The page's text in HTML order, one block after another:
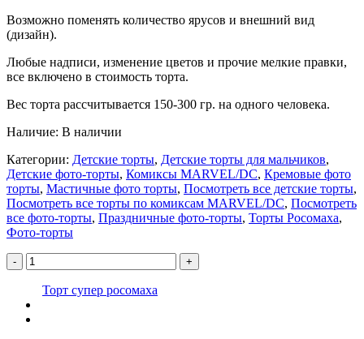
Возможно поменять количество ярусов и внешний вид
(дизайн).
Любые надписи, изменение цветов и прочие мелкие правки,
все включено в стоимость торта.
Вес торта рассчитывается 150-300 гр. на одного человека.
Наличие: В наличии
Категории: Детские торты, Детские торты для мальчиков,
Детские фото-торты, Комиксы MARVEL/DC, Кремовые фото
торты, Мастичные фото торты, Посмотреть все детские торты,
Посмотреть все торты по комиксам MARVEL/DC, Посмотреть
все фото-торты, Праздничные фото-торты, Торты Росомаха,
Фото-торты
- +
Торт супер росомаха